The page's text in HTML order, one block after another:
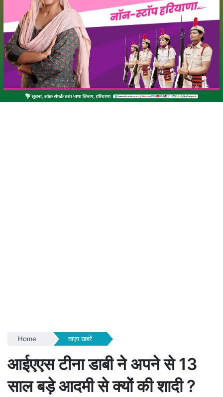
Home ताज़ा खबरें
आईएएस टीना डाबी ने अपने से 13
साल बड़े आदमी से क्यों की शादी ?